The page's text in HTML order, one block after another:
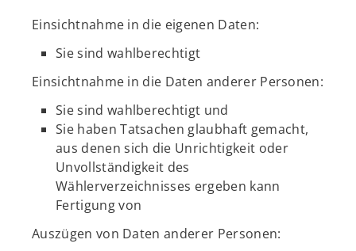
Einsichtnahme in die eigenen Daten:
Sie sind wahlberechtigt
Einsichtnahme in die Daten anderer Personen:
Sie sind wahlberechtigt und
Sie haben Tatsachen glaubhaft gemacht,
aus denen sich die Unrichtigkeit oder
Unvollständigkeit des
Wählerverzeichnisses ergeben kann
Fertigung von
Auszügen von Daten anderer Personen: